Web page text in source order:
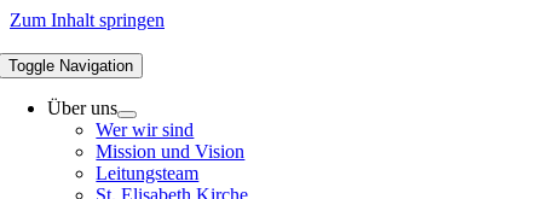
Zum Inhalt springen
Toggle Navigation
Über uns
Wer wir sind
Mission und Vision
Leitungsteam
St. Elisabeth Kirche